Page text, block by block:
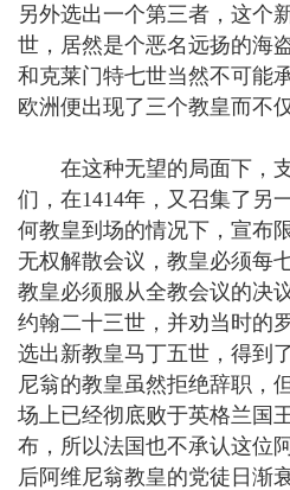
另外选出一个第三者，这个
世，居然是个恶名远扬的海
和克莱门特七世当然不可能
欧洲便出现了三个教皇而不
在这种无望的局面下，支
们，在1414年，又召集了另
何教皇到场的情况下，宣布
无权解散会议，教皇必须每
教皇必须服从全教会议的决
约翰二十三世，并劝当时的
选出新教皇马丁五世，得到
尼翁的教皇虽然拒绝辞职，
场上已经彻底败于英格兰国
布，所以法国也不承认这位
后阿维尼翁教皇的党徒日渐